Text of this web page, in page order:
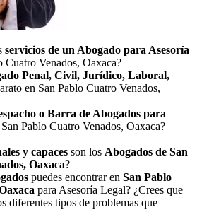
servicios de un Abogado para Asesoría
Cuatro Venados, Oaxaca?
Penal, Civil, Jurídico, Laboral,
en San Pablo Cuatro Venados,
o Barra de Abogados para
Pablo Cuatro Venados, Oaxaca?
y capaces son los Abogados de San
Oaxaca?
puedes encontrar en San Pablo
para Asesoría Legal? ¿Crees que
diferentes tipos de problemas que